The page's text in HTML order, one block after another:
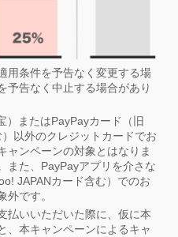
用条件を予告なく変更する場
予告なく中止する場合があり
）またはPayPayカード（旧
以外のクレジットカードでお
ャンペーンの対象とはなりま
また、PayPayアプリを介さな
JAPANカード含む）でのお
外です。
払いいただいた際に、仮に本
、本キャンペーンによるキャ